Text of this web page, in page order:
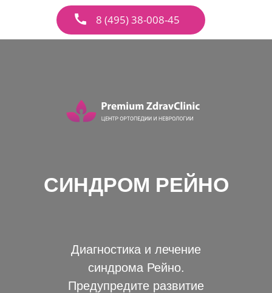
8 (495) 38-008-45
СИНДРОМ РЕЙНО
Диагностика и лечение
синдрома Рейно.
Предупредите развитие